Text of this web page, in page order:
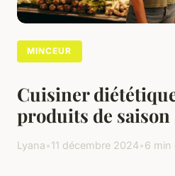
MINCEUR
Cuisiner
produits de saison
Lyana•11 décembre 2024•6 min